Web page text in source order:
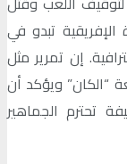
تبدو في
إن تمرير مثل
“الكان” ويؤكد أن
تحترم الجماهير